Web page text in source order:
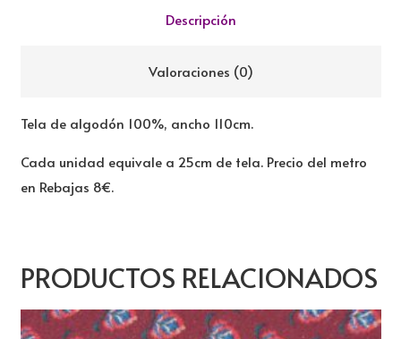
Descripción
Valoraciones (0)
Tela de algodón 100%, ancho 110cm.
Cada unidad equivale a 25cm de tela. Precio del metro
en Rebajas 8€.
PRODUCTOS RELACIONADOS